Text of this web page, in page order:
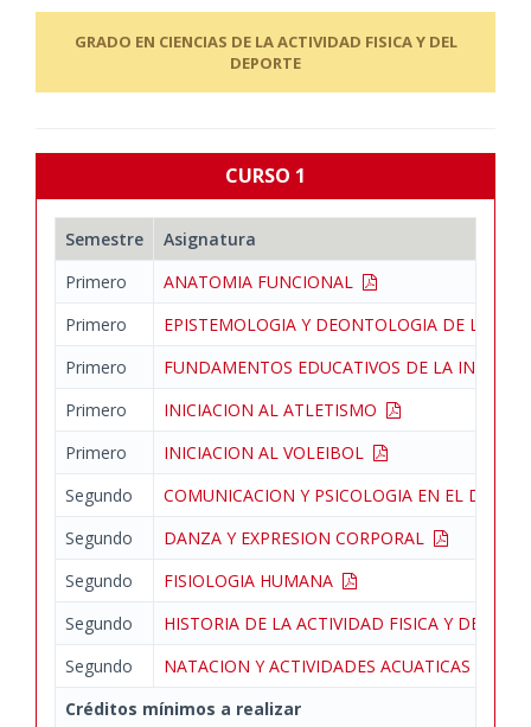
GRADO EN CIENCIAS DE LA ACTIVIDAD FISICA Y DEL
DEPORTE
CURSO 1
Semestre
Asignatura
Primero
ANATOMIA FUNCIONAL
Primero
EPISTEMOLOGIA Y DEONTOLOGIA DE LA
Primero
FUNDAMENTOS EDUCATIVOS DE LA
Primero
INICIACION AL ATLETISMO
Primero
INICIACION AL VOLEIBOL
Segundo
COMUNICACION Y PSICOLOGIA EN EL
Segundo
DANZA Y EXPRESION CORPORAL
Segundo
FISIOLOGIA HUMANA
Segundo
HISTORIA DE LA ACTIVIDAD FISICA Y DEL
Segundo
NATACION Y ACTIVIDADES ACUATICAS
Créditos mínimos a realizar